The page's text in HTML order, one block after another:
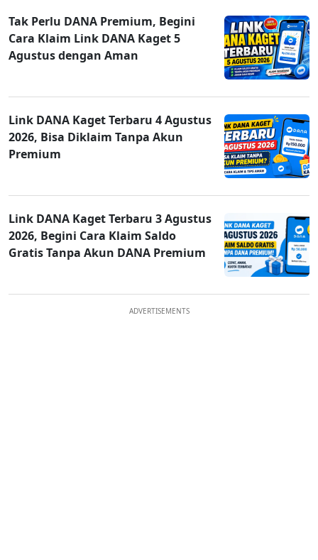
Tak Perlu DANA Premium, Begini
Cara Klaim Link DANA Kaget 5
Agustus dengan Aman
Link DANA Kaget Terbaru 4 Agustus
2026, Bisa Diklaim Tanpa Akun
Premium
Link DANA Kaget Terbaru 3 Agustus
2026, Begini Cara Klaim Saldo
Gratis Tanpa Akun DANA Premium
ADVERTISEMENTS